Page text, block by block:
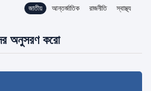
জাতীয় আন্তর্জাতিক রাজনীতি স্বাস্থ্য
অনুসরণ করো